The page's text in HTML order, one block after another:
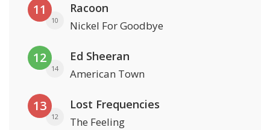
11
10
Racoon
Nickel For Goodbye
12
14
Ed Sheeran
American Town
13
12
Lost Frequencies
The Feeling